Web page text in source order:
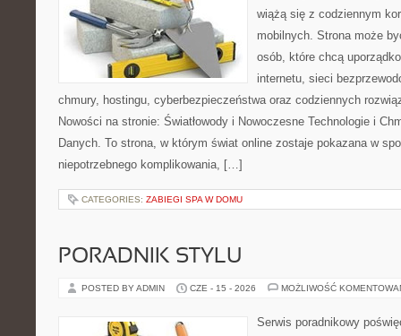
wiążą się z codziennym
mobilnych. Strona może
osób, które chcą
internetu, sieci
chmury, hostingu, cyberbezpieczeństwa oraz codziennych
Nowości na stronie: Światłowody i Nowoczesne Technologie i
Danych. To strona, w którym świat online zostaje pokazana w
niepotrzebnego komplikowania, […]
CATEGORIES: ZABIEGI SPA W DOMU
PORADNIK STYLU
POSTED BY ADMIN CZE - 15 - 2026 MOŻLIWOŚĆ
Serwis poradnikowy